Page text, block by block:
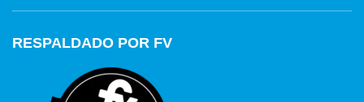
RESPALDADO POR FV